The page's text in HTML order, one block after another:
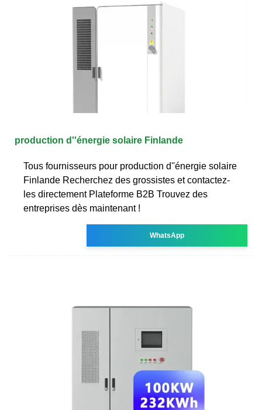
production d''énergie solaire Finlande
Tous fournisseurs pour production d''énergie solaire
Finlande Recherchez des grossistes et contactez-
les directement Plateforme B2B Trouvez des
entreprises dès maintenant !
WhatsApp